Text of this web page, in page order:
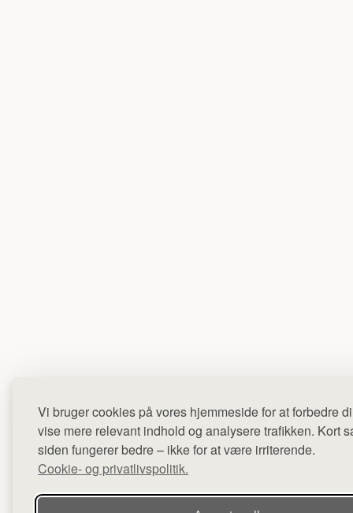
Vi bruger cookies på vores hjemmeside for at forbedre
vise mere relevant indhold og analysere trafikken. Kort
siden fungerer bedre – ikke for at være irriterende.
Cookie- og privatlivspolitik.